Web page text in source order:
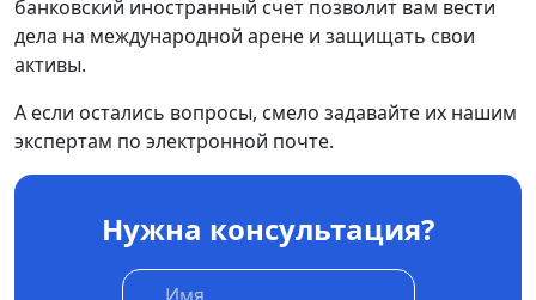
банковский иностранный счет позволит вам вести
дела на международной арене и защищать свои
активы.
А если остались вопросы, смело задавайте их нашим
экспертам по электронной почте.
Нужна консультация?